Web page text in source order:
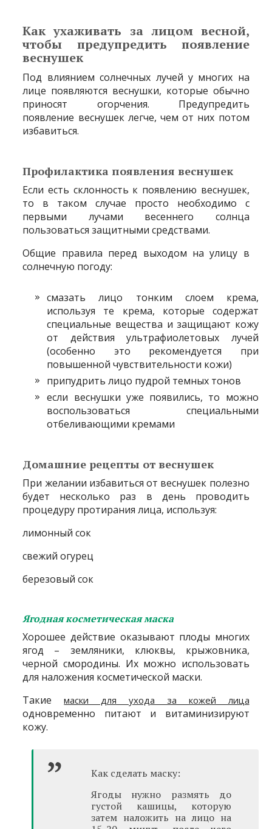
Как ухаживать за лицом весной,
чтобы предупредить появление
веснушек
Под влиянием солнечных лучей у многих на
лице появляются веснушки, которые обычно
приносят огорчения. Предупредить
появление веснушек легче, чем от них потом
избавиться.
Профилактика появления веснушек
Если есть склонность к появлению веснушек,
то в таком случае просто необходимо с
первыми лучами весеннего солнца
пользоваться защитными средствами.
Общие правила перед выходом на улицу в
солнечную погоду:
смазать лицо тонким слоем крема,
используя те крема, которые содержат
специальные вещества и защищают кожу
от действия ультрафиолетовых лучей
(особенно это рекомендуется при
повышенной чувствительности кожи)
припудрить лицо пудрой темных тонов
если веснушки уже появились, то можно
воспользоваться специальными
отбеливающими кремами
Домашние рецепты от веснушек
При желании избавиться от веснушек полезно
будет несколько раз в день проводить
процедуру протирания лица, используя:
лимонный сок
свежий огурец
березовый сок
Ягодная косметическая маска
Хорошее действие оказывают плоды многих
ягод – земляники, клюквы, крыжовника,
черной смородины. Их можно использовать
для наложения косметической маски.
Такиемаски для ухода за кожей лица
одновременно питают и витаминизируют
кожу.
Как сделать маску:
Ягоды нужно размять до
густой кашицы, которую
затем наложить на лицо на